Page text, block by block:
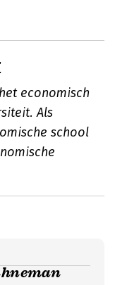
economisch
Als
school